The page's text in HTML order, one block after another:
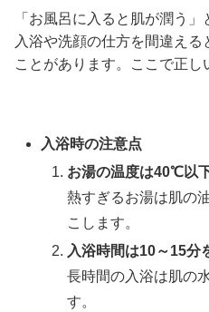
「お風呂に入ると肌が潤う
入浴や洗顔の仕方を間違え
ことがあります。ここで正し
入浴時の注意点
お湯の温度は40℃以
熱すぎるお湯は肌の
こします。
入浴時間は10～15分
長時間の入浴は肌の
す。